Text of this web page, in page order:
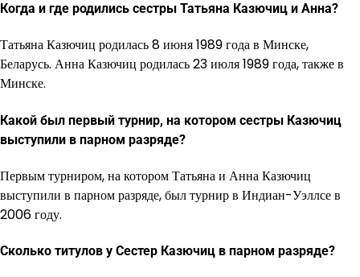
Когда и где родились сестры Татьяна Казючиц и Анна?
Татьяна Казючиц родилась 8 июня 1989 года в Минске,
Беларусь. Анна Казючиц родилась 23 июля 1989 года, также в
Минске.
Какой был первый турнир, на котором сестры Казючиц
выступили в парном разряде?
Первым турниром, на котором Татьяна и Анна Казючиц
выступили в парном разряде, был турнир в Индиан-Уэллсе в
2006 году.
Сколько титулов у Сестер Казючиц в парном разряде?